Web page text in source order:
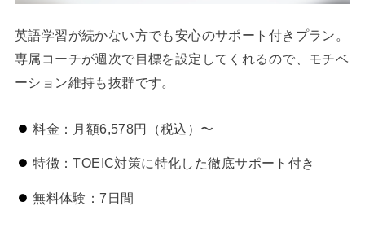
英語学習が続かない方でも安心のサポート付きプラン。
専属コーチが週次で目標を設定してくれるので、モチベ
ーション維持も抜群です。
料金：月額6,578円（税込）〜
特徴：TOEIC対策に特化した徹底サポート付き
無料体験：7日間